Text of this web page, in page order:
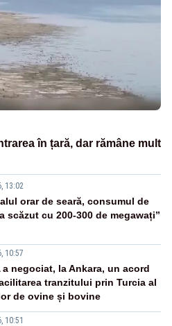
în țară, dar rămâne mult
13:02
orar de seară, consumul de
scăzut cu 200-300 de megawați”
10:57
a negociat, la Ankara, un acord
tranzitului prin Turcia al
de ovine și bovine
10:51